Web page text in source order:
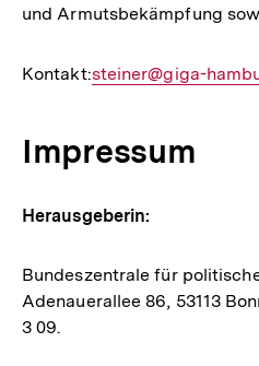
und Armutsbekämpfung
Kontakt:E-
steiner@giga-
Impressum
Herausgeberin:
Bundeszentrale für
Adenauerallee 86, 53113
3 09.